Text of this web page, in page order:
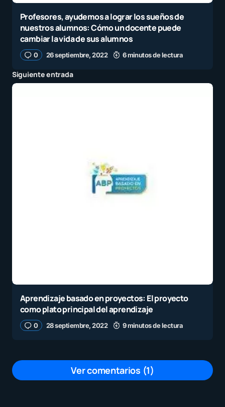
Profesores, ayudemos a lograr los sueños de
nuestros alumnos: Cómo un docente puede
cambiar la vida de sus alumnos
0 26 septiembre, 2022 6 minutos de lectura
Siguiente entrada
Aprendizaje basado en proyectos: El proyecto
como plato principal del aprendizaje
0 28 septiembre, 2022 9 minutos de lectura
Ver comentarios (1)